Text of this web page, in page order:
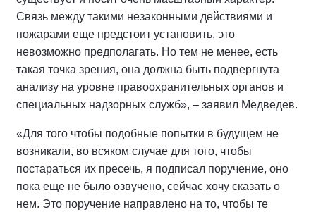
Связь между такими незаконными действиями и
пожарами еще предстоит установить, это
невозможно предполагать. Но тем не менее, есть
такая точка зрения, она должна быть подвергнута
анализу на уровне правоохранительных органов и
специальных надзорных служб», – заявил Медведев.
«Для того чтобы подобные попытки в будущем не
возникали, во всяком случае для того, чтобы
постараться их пресечь, я подписал поручение, оно
пока еще не было озвучено, сейчас хочу сказать о
нем. Это поручение направлено на то, чтобы те